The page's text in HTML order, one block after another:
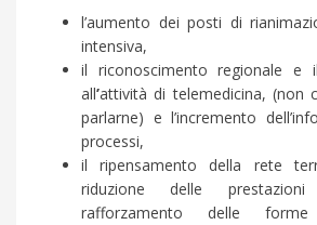
l’aumento dei posti di
intensiva,
il riconoscimento regionale e
all’attività di telemedicina, (non
parlarne) e l’incremento
processi,
il ripensamento della rete
riduzione delle
rafforzamento delle